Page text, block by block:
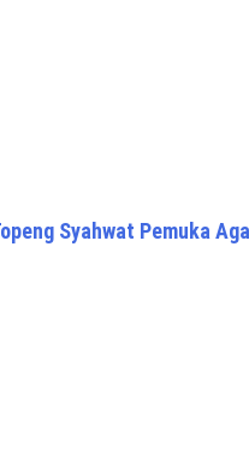
Syahwat Pemuka